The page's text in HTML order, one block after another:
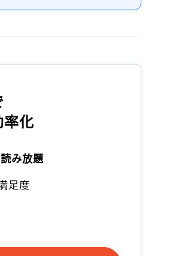
化
読み放題
足度
グインが必要です